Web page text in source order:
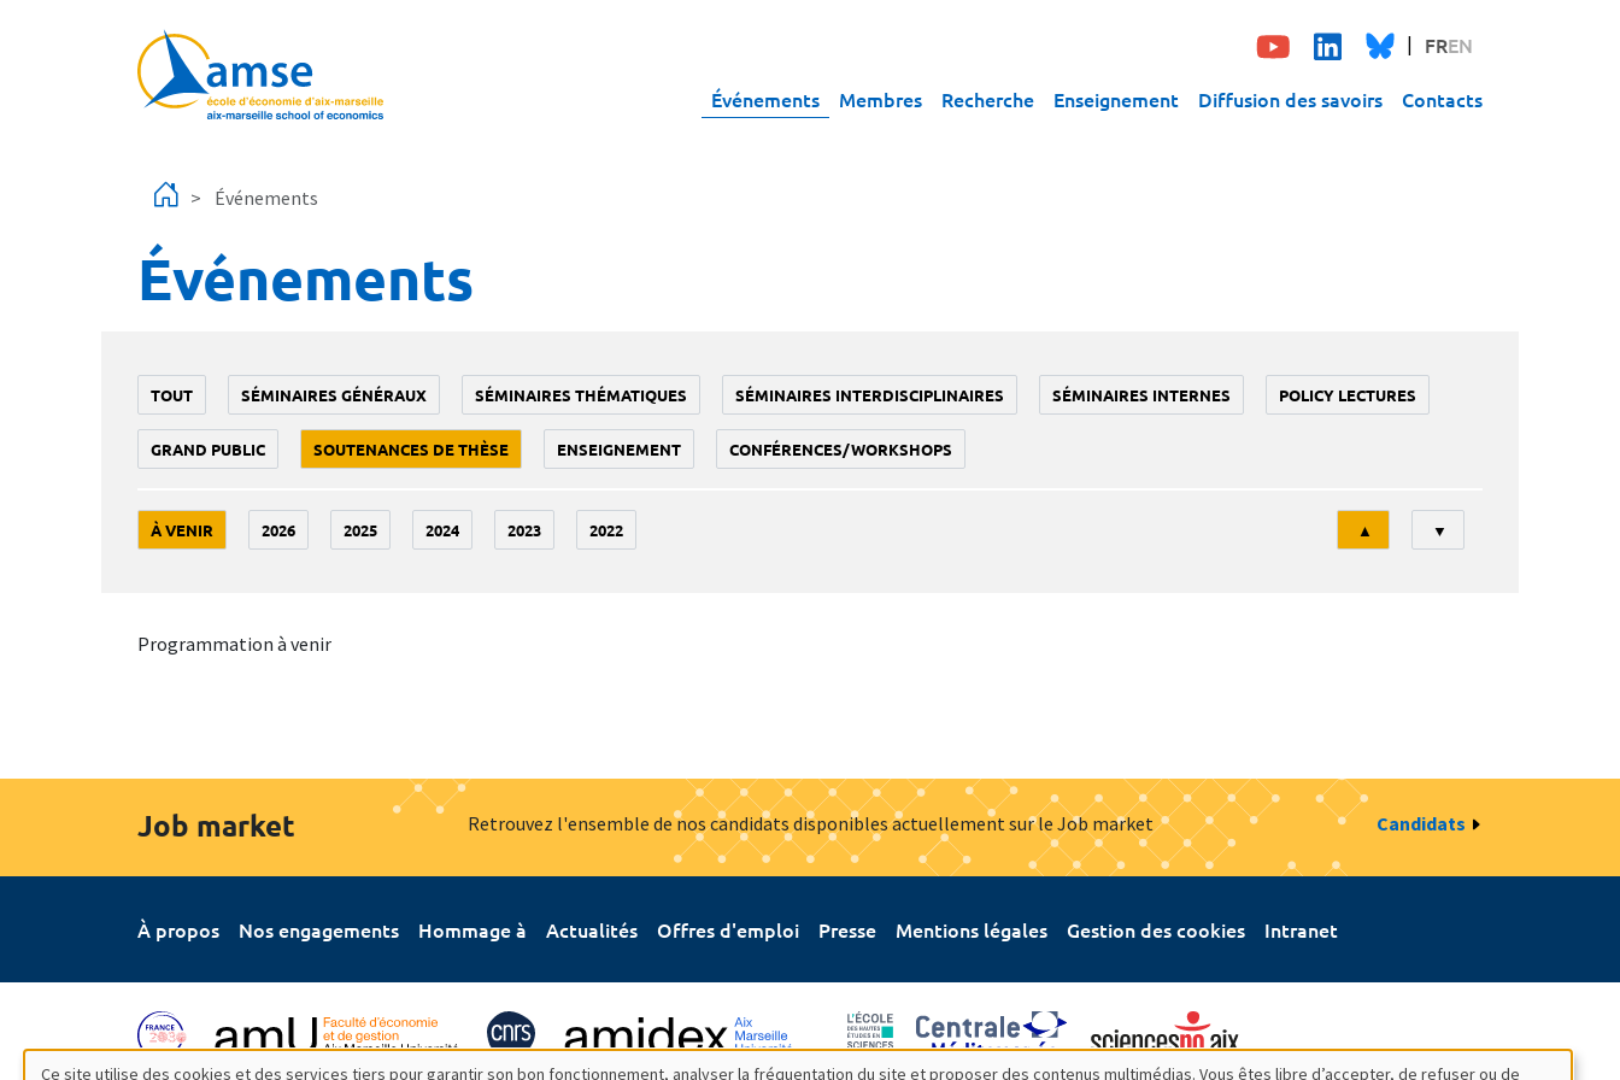
FREN
Événements Membres Recherche Enseignement Diffusion des savoirs Contacts
Événements
Événements
TOUT SÉMINAIRES GÉNÉRAUX SÉMINAIRES THÉMATIQUES SÉMINAIRES INTERDISCIPLINAIRES SÉMINAIRES INTERNES POLICY LECTURES
GRAND PUBLIC SOUTENANCES DE THÈSE ENSEIGNEMENT CONFÉRENCES/WORKSHOPS
À VENIR 2026 2025 2024 2023 2022
Tri
▲ ▼
Programmation à venir
Job market Retrouvez l'ensemble de nos candidats disponibles actuellement sur le Job market Candidats
À propos Nos engagements Hommage à Actualités Offres d'emploi Presse Mentions légales Gestion des cookies Intranet
Ce site utilise des cookies et des services tiers pour garantir son bon fonctionnement, analyser la fréquentation du site et proposer des contenus multimédias. Vous êtes libre d’accepter, de refuser ou de